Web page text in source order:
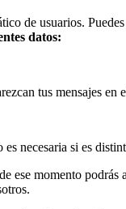
de usuarios.
datos:
tus mensajes en
necesaria si es
momento podrás